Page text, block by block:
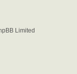
Limited